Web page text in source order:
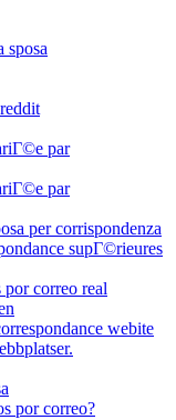
sposa
par
par
per corrispondenza
supГ©rieures
correo real
webite
por correo?